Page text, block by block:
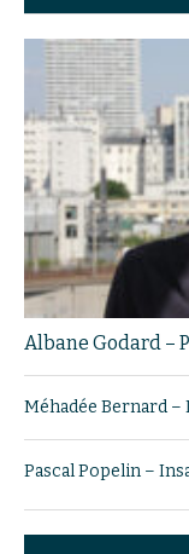
Albane Godard –
Méhadée Bernard –
Pascal Popelin –